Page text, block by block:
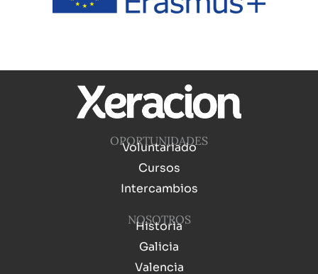
OPORTUNIDADES
Voluntariado
Cursos
Intercambios
NOSOTROS
Historia
Galicia
Valencia